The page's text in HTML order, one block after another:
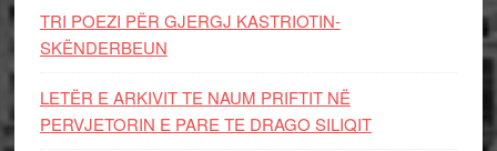
TRI POEZI PËR GJERGJ KASTRIOTIN-
SKËNDERBEUN
LETËR E ARKIVIT TE NAUM PRIFTIT NË
PERVJETORIN E PARE TE DRAGO SILIQIT